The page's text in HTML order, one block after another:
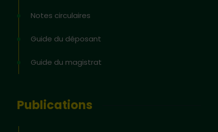
Notes circulaires
Guide du déposant
Guide du magistrat
Publications